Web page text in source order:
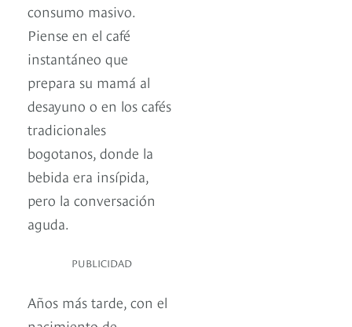
consumo masivo.
Piense en el café
instantáneo que
prepara su mamá al
desayuno o en los cafés
tradicionales
bogotanos, donde la
bebida era insípida,
pero la conversación
aguda.
PUBLICIDAD
Años más tarde, con el